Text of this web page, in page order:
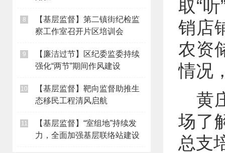
8
【基层监督】第二镇街纪检监
察工作室召开片区培训会
9
【廉洁过节】区纪委监委持续
强化“两节”期间作风建设
10
【基层监督】靶向监督助推生
态移民工程清风启航
11
【基层监督】“室组地”持续发
力，全面加强基层联络站建设
取“
销店
农资
情况
黄
场了
总支